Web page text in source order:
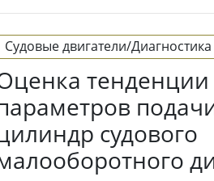
Судовые двигатели/Диагностика
судового